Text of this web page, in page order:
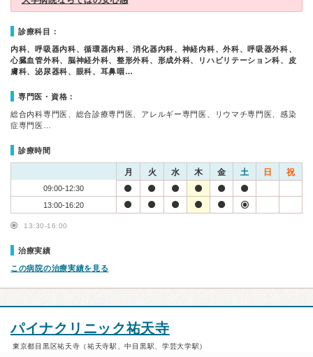
診療科目：
内科、呼吸器内科、循環器内科、消化器内科、神経内科、外科、呼吸器外科、
心臓血管外科、脳神経外科、整形外科、形成外科、リハビリテーション科、皮
膚科、泌尿器科、眼科、耳鼻咽…
専門医・資格：
総合内科専門医、総合診療専門医、アレルギー専門医、リウマチ専門医、感染
症専門医…
診療時間
月 火 水 木 金 土 日 祝
09:00-12:30
13:00-16:20
13:30-16:00
治療実績
この病院の治療実績を見る
パイナクリニック祐天寺
東京都目黒区祐天寺（祐天寺駅、中目黒駅、学芸大学駅）